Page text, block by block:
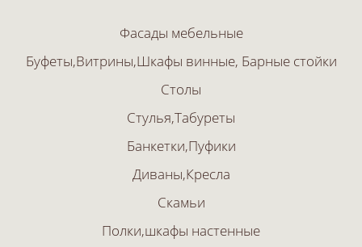
Фасады мебельные
Буфеты,Витрины,Шкафы винные, Барные стойки
Столы
Стулья,Табуреты
Банкетки,Пуфики
Диваны,Кресла
Скамьи
Полки,шкафы настенные